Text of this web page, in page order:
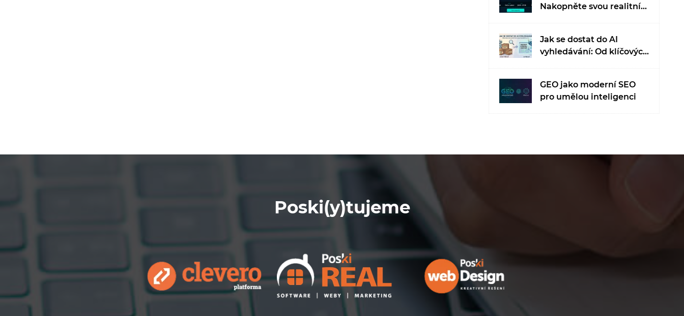
Nakopněte svou realitní
Jak se dostat do AI
vyhledávání: Od klíčových
GEO jako moderní SEO
pro umělou inteligenci
Poski(y)tujeme